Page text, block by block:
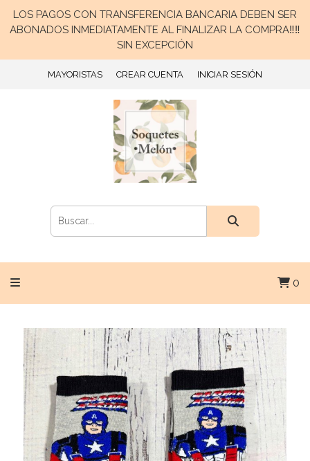
LOS PAGOS CON TRANSFERENCIA BANCARIA DEBEN SER
ABONADOS INMEDIATAMENTE AL FINALIZAR LA COMPRA‼️‼️
SIN EXCEPCIÓN
MAYORISTAS CREAR CUENTA INICIAR SESIÓN
0